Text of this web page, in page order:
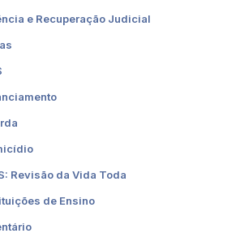
e Recuperação Judicial
Revisão da Vida Toda
de Ensino